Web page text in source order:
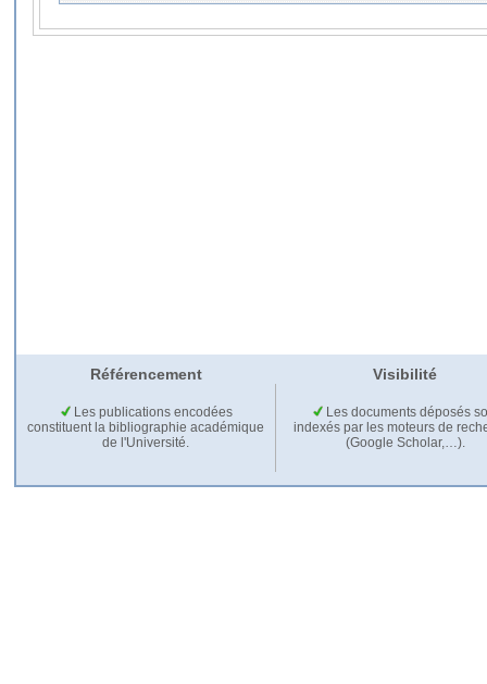
Référencement Visibilité
Les publications encodées
constituent la bibliographie académique
de l'Université.
Les documents déposés
indexés par les moteurs de
(Google Scholar,…).